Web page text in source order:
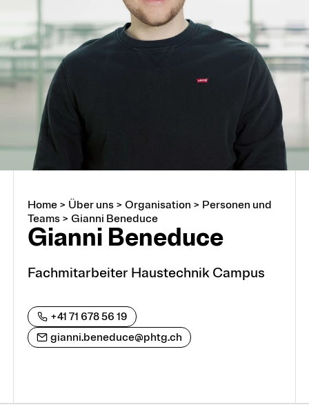
Über uns
Arbeiten an der PHTG
Lehrstellen
Home> Über uns> Organisation > Personen und
Teams> Gianni Beneduce
Gianni Beneduce
Fachmitarbeiter Haustechnik Campus
+41 71 678 56 19
gianni.beneduce@phtg.ch